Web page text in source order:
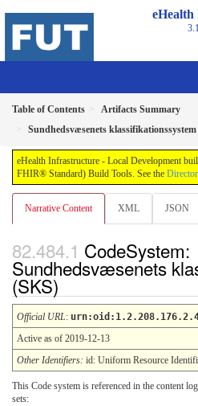
Table of Contents
Artifacts Summary
Sundhedsvæsenets
eHealth Infrastructure - Local Development
FHIR® Standard) Build Tools. See the
Narrative Content XML JSON
CodeSystem:
Sundhedsvæsenets
(SKS)
Official URL:
Active as of 2019-12-13
Other Identifiers: id: Uniform Resource
This Code system is referenced in the content
sets: